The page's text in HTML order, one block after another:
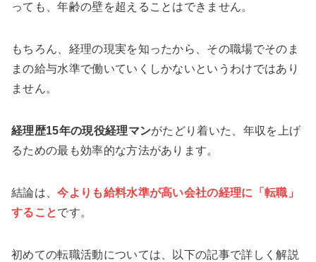
っても、年齢の壁を超えることはできません。
もちろん、経理の現実を知ったから、その職場でそのま
まの給与水準で働いていくしかないというわけではあり
ません。
経理歴15年の現役経理マンがたどり着いた、年収を上げ
るための最も効率的な方法があります。
結論は、今よりも給料水準が高い会社の経理に「転職」
することです。
初めての転職活動については、以下の記事で詳しく解説